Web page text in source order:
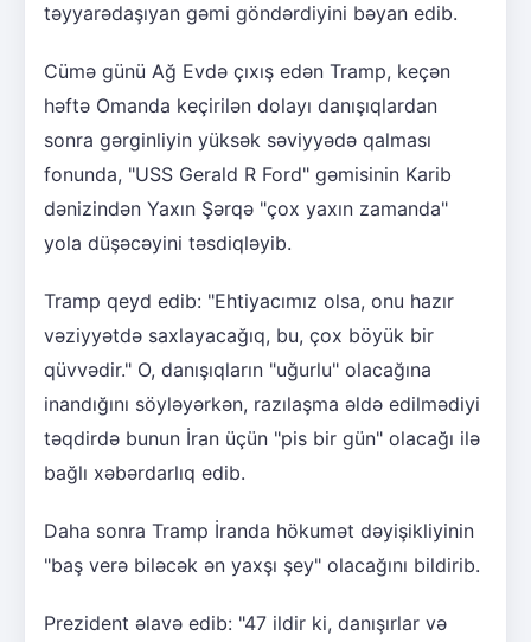
təyyarədaşıyan gəmi göndərdiyini bəyan edib.
Cümə günü Ağ Evdə çıxış edən Tramp, keçən
həftə Omanda keçirilən dolayı danışıqlardan
sonra gərginliyin yüksək səviyyədə qalması
fonunda, "USS Gerald R Ford" gəmisinin Karib
dənizindən Yaxın Şərqə "çox yaxın zamanda"
yola düşəcəyini təsdiqləyib.
Tramp qeyd edib: "Ehtiyacımız olsa, onu hazır
vəziyyətdə saxlayacağıq, bu, çox böyük bir
qüvvədir." O, danışıqların "uğurlu" olacağına
inandığını söyləyərkən, razılaşma əldə edilmədiyi
təqdirdə bunun İran üçün "pis bir gün" olacağı ilə
bağlı xəbərdarlıq edib.
Daha sonra Tramp İranda hökumət dəyişikliyinin
"baş verə biləcək ən yaxşı şey" olacağını bildirib.
Prezident əlavə edib: "47 ildir ki, danışırlar və